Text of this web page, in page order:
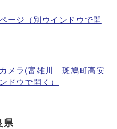
ージ
（別ウインドウで開
メラ(富雄川 斑鳩町高安
ドウで開く）
県